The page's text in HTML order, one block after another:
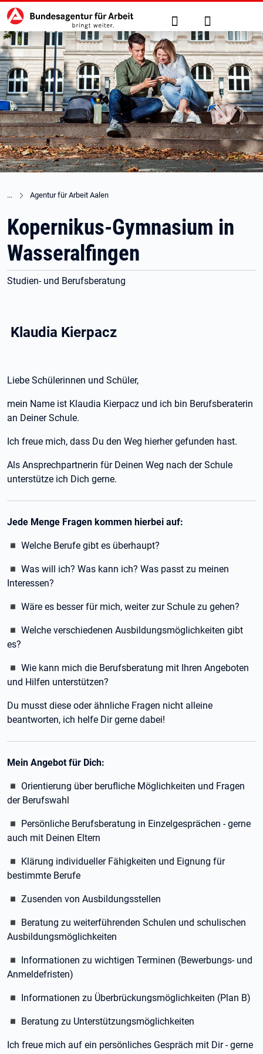
zu den Hauptinhalten springen
Hauptnavigation Suche Anmelden
Agentur für Arbeit Aalen
Kopernikus-Gymnasium in
Wasseralfingen
Studien- und Berufsberatung
Klaudia Kierpacz
Liebe Schülerinnen und Schüler,
mein Name ist Klaudia Kierpacz und ich bin Berufsberaterin
an Deiner Schule.
Ich freue mich, dass Du den Weg hierher gefunden hast.
Als Ansprechpartnerin für Deinen Weg nach der Schule
unterstütze ich Dich gerne.
Jede Menge Fragen kommen hierbei auf:
◾ Welche Berufe gibt es überhaupt?
◾ Was will ich? Was kann ich? Was passt zu meinen
Interessen?
◾ Wäre es besser für mich, weiter zur Schule zu gehen?
◾ Welche verschiedenen Ausbildungsmöglichkeiten gibt
es?
◾ Wie kann mich die Berufsberatung mit Ihren Angeboten
und Hilfen unterstützen?
Du musst diese oder ähnliche Fragen nicht alleine
beantworten, ich helfe Dir gerne dabei!
Mein Angebot für Dich:
◾ Orientierung über berufliche Möglichkeiten und Fragen
der Berufswahl
◾ Persönliche Berufsberatung in Einzelgesprächen - gerne
auch mit Deinen Eltern
◾ Klärung individueller Fähigkeiten und Eignung für
bestimmte Berufe
◾ Zusenden von Ausbildungsstellen
◾ Beratung zu weiterführenden Schulen und schulischen
Ausbildungsmöglichkeiten
◾ Informationen zu wichtigen Terminen (Bewerbungs- und
Anmeldefristen)
◾ Informationen zu Überbrückungsmöglichkeiten (Plan B)
◾ Beratung zu Unterstützungsmöglichkeiten
Ich freue mich auf ein persönliches Gespräch mit Dir - gerne